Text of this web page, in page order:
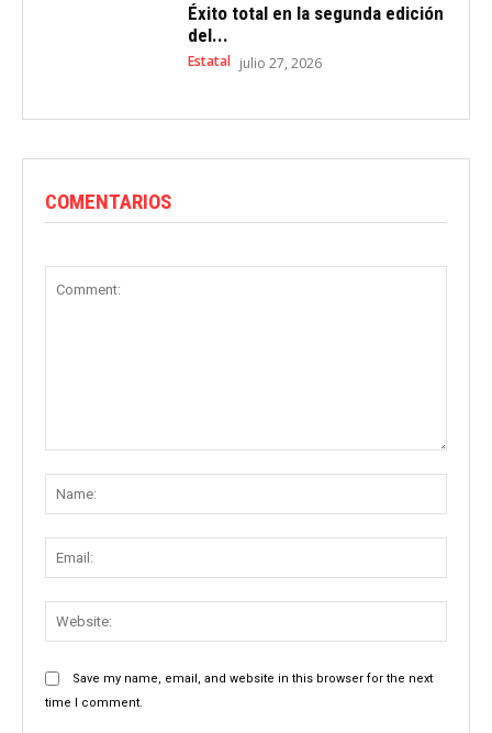
Éxito total en la segunda edición
del...
Estatal julio 27, 2026
COMENTARIOS
Save my name, email, and website in this browser for the next
time I comment.